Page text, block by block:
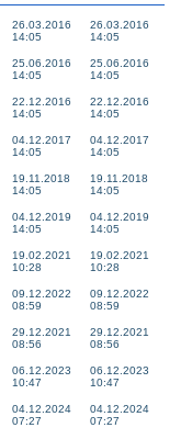
26.03.2016
14:05
26.03.2016
14:05
25.06.2016
14:05
25.06.2016
14:05
22.12.2016
14:05
22.12.2016
14:05
04.12.2017
14:05
04.12.2017
14:05
19.11.2018
14:05
19.11.2018
14:05
04.12.2019
14:05
04.12.2019
14:05
19.02.2021
10:28
19.02.2021
10:28
09.12.2022
08:59
09.12.2022
08:59
29.12.2021
08:56
29.12.2021
08:56
06.12.2023
10:47
06.12.2023
10:47
04.12.2024
07:27
04.12.2024
07:27